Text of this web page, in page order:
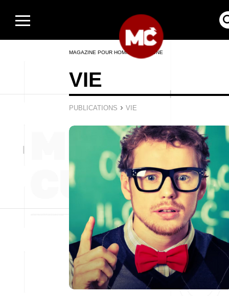
MAGAZINE POUR HOMMES EN LIGNE
VIE
PUBLICATIONS › VIE